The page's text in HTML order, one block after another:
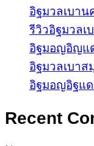
อิฐมวลเบาน
รีวิวอิฐมวล
อิฐมอญอิญแ
อิฐมวลเบาส
อิฐมอญอิฐแด
Recent